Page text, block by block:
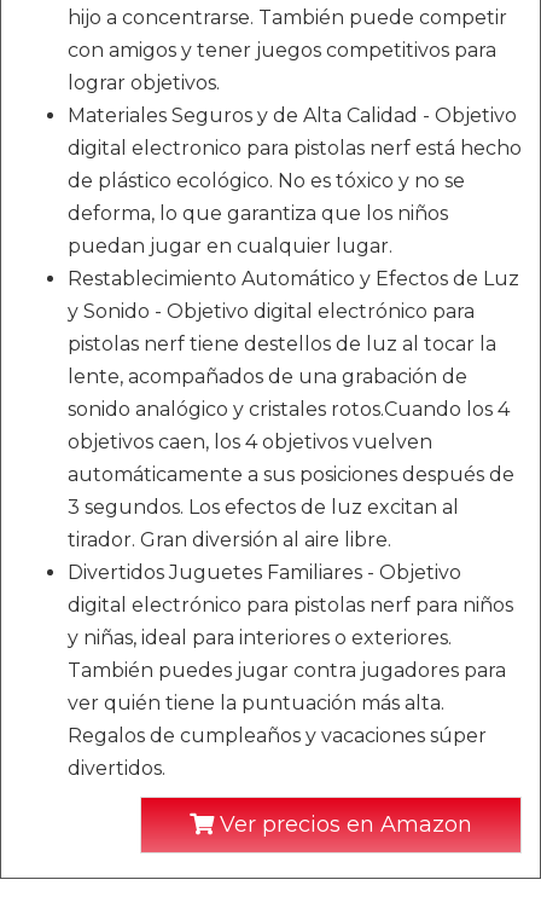
hijo a concentrarse. También puede competir
con amigos y tener juegos competitivos para
lograr objetivos.
Materiales Seguros y de Alta Calidad - Objetivo
digital electronico para pistolas nerf está hecho
de plástico ecológico. No es tóxico y no se
deforma, lo que garantiza que los niños
puedan jugar en cualquier lugar.
Restablecimiento Automático y Efectos de Luz
y Sonido - Objetivo digital electrónico para
pistolas nerf tiene destellos de luz al tocar la
lente, acompañados de una grabación de
sonido analógico y cristales rotos.Cuando los 4
objetivos caen, los 4 objetivos vuelven
automáticamente a sus posiciones después de
3 segundos. Los efectos de luz excitan al
tirador. Gran diversión al aire libre.
Divertidos Juguetes Familiares - Objetivo
digital electrónico para pistolas nerf para niños
y niñas, ideal para interiores o exteriores.
También puedes jugar contra jugadores para
ver quién tiene la puntuación más alta.
Regalos de cumpleaños y vacaciones súper
divertidos.
Ver precios en Amazon